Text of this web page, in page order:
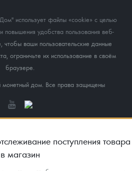
использует файлы «cookie» с целью
повышения удобства пользования веб-
чтобы ваши пользовательские данные
ограничьте их использование в своём
браузере.
дом. Все права защищены
поступления товара
в магазин